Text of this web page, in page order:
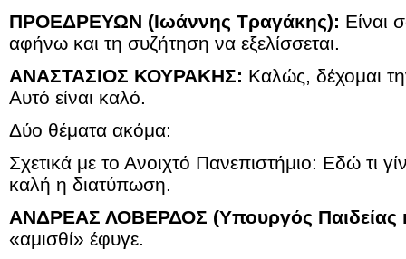
ΠΡΟΕΔΡΕΥΩΝ (Ιωάννης Τραγάκης): Είναι
αφήνω και τη συζήτηση να εξελίσσεται.
ΑΝΑΣΤΑΣΙΟΣ ΚΟΥΡΑΚΗΣ: Καλώς, δέχομαι
Αυτό είναι καλό.
Δύο θέματα ακόμα:
Σχετικά με το Ανοιχτό Πανεπιστήμιο: Εδώ τι
καλή η διατύπωση.
ΑΝΔΡΕΑΣ ΛΟΒΕΡΔΟΣ (Υπουργός Παιδείας
«αμισθί» έφυγε.